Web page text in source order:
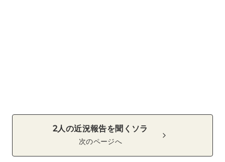
2人の近況報告を聞くソラ
次のページへ